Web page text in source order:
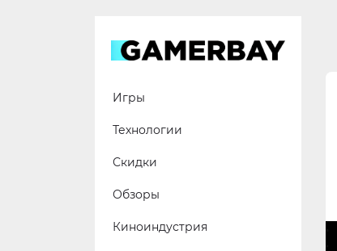
Игры
Технологии
Скидки
Обзоры
Киноиндустрия